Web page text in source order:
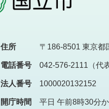
住所 〒186-8501 東京都
電話番号 042-576-2111（代
法人番号 1000020132152
開庁時間 平日 午前8時30分